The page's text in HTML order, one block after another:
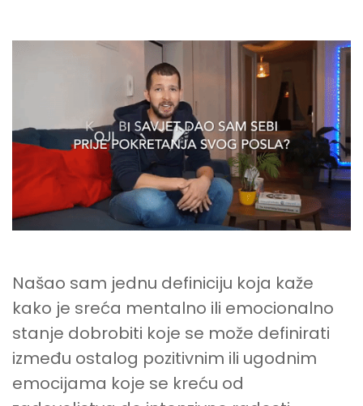
KAKO
SAM
POMOĆ
SVOJE
DIGITALNE
KARIJERE
POSTAO
SRETAN
Našao sam jednu definiciju koja kaže
kako je sreća mentalno ili emocionalno
stanje dobrobiti koje se može definirati
između ostalog pozitivnim ili ugodnim
emocijama koje se kreću od